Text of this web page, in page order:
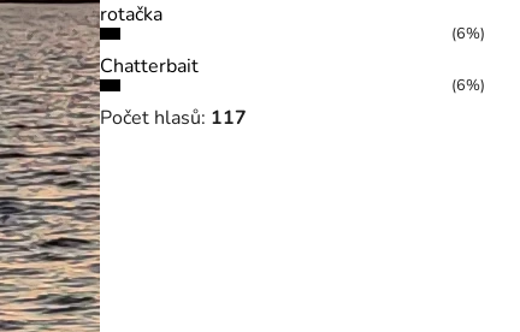
rotačka
(6%)
Chatterbait
(6%)
Počet hlasů: 117